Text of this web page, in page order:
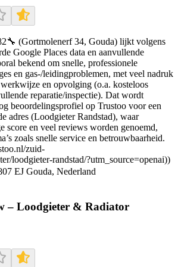
(Gortmolenerf 34, Gouda) lijkt volgens
Google Places data en aanvullende
bekend om snelle, professionele
en gas-/leidingproblemen, met veel nadruk
en opvolging (o.a. kosteloos
reparatie/inspectie). Dat wordt
beoordelingsprofiel op Trustoo voor een
adres (Loodgieter Randstad), waar
score en veel reviews worden genoemd,
zoals snelle service en betrouwbaarheid.
zuid-
loodgieter-randstad/?utm_source=openai))
EJ Gouda, Nederland
– Loodgieter & Radiator